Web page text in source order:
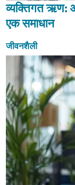
व्यक्तिगत ऋण:
एक समाधान
जीवनशैली